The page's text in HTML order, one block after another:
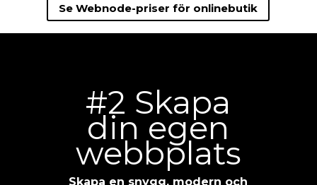
Se Webnode-priser för onlinebutik
#2 Skapa
din egen
webbplats
Skapa en snygg, modern och